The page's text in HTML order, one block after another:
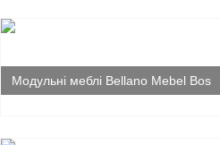
Модульні меблі Bellano Mebel Bos